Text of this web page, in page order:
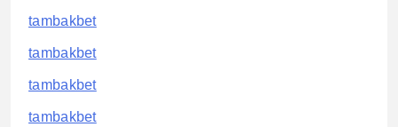
tambakbet
tambakbet
tambakbet
tambakbet